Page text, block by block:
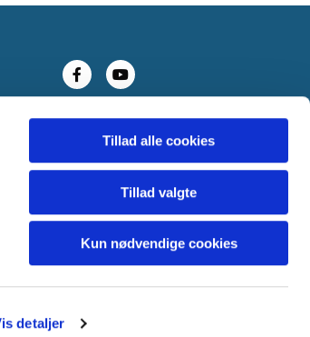
detaljer
Tillad alle cookies
Tillad valgte
Kun nødvendige cookies